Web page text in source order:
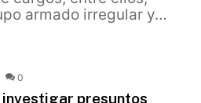
armado irregular y…
0
investigar presuntos